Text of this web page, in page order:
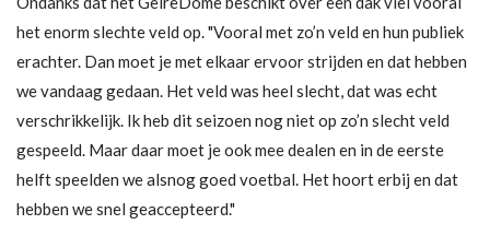
het enorm slechte veld op. "Vooral met zo’n veld en hun publiek
erachter. Dan moet je met elkaar ervoor strijden en dat hebben
we vandaag gedaan. Het veld was heel slecht, dat was echt
verschrikkelijk. Ik heb dit seizoen nog niet op zo’n slecht veld
gespeeld. Maar daar moet je ook mee dealen en in de eerste
helft speelden we alsnog goed voetbal. Het hoort erbij en dat
hebben we snel geaccepteerd."